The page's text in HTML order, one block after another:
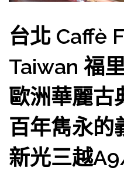
台北 Caffè
Taiwan 福
歐洲華麗古
百年雋永的
新光三越